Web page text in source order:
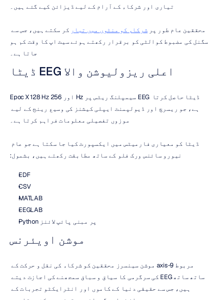
تیاری اور شرکاء کے آرام کے لیے ڈیزائن کیے گئے ہیں۔
محققین عام طور پر شرکاء کو منٹوں میں تیار
جاتا ہے۔
اعلی ریزولیوشن والا EEG ڈیٹا
Epoc X 128 Hz اور 256 Hz سیمپلنگ ریٹس پر EEG ڈیٹا حاصل کرتا
موزوں تفصیلی معلومات فراہم کرتا ہے۔
نیورو سائنس ورک فلو کے ساتھ مطابقت رکھتے ہیں، بشمول:
EDF
CSV
MATLAB
EEGLAB
Python پر مبنی پائپ لائنز
موشن اویئرنس